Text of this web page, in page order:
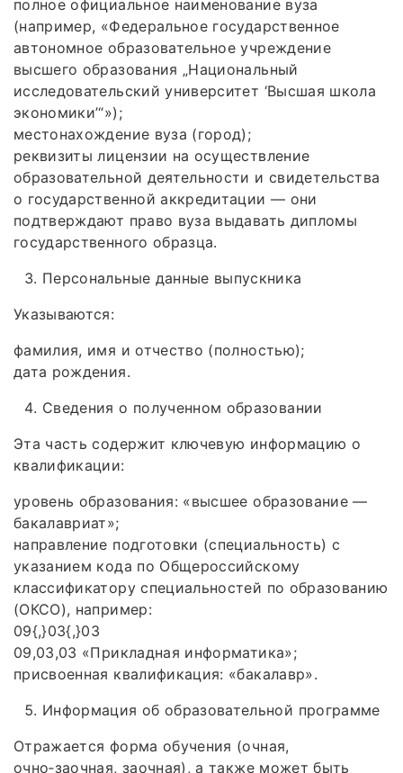
полное официальное наименование вуза
(например, «Федеральное государственное
автономное образовательное учреждение
высшего образования „Национальный
исследовательский университет ‘Высшая школа
экономики’“»);
местонахождение вуза (город);
реквизиты лицензии на осуществление
образовательной деятельности и свидетельства
о государственной аккредитации — они
подтверждают право вуза выдавать дипломы
государственного образца.
Персональные данные выпускника
Указываются:
фамилия, имя и отчество (полностью);
дата рождения.
Сведения о полученном образовании
Эта часть содержит ключевую информацию о
квалификации:
уровень образования: «высшее образование —
бакалавриат»;
направление подготовки (специальность) с
указанием кода по Общероссийскому
классификатору специальностей по образованию
(ОКСО), например:
09{,}03{,}03
09,03,03 «Прикладная информатика»;
присвоенная квалификация: «бакалавр».
Информация об образовательной программе
Отражается форма обучения (очная,
очно‑заочная, заочная), а также может быть